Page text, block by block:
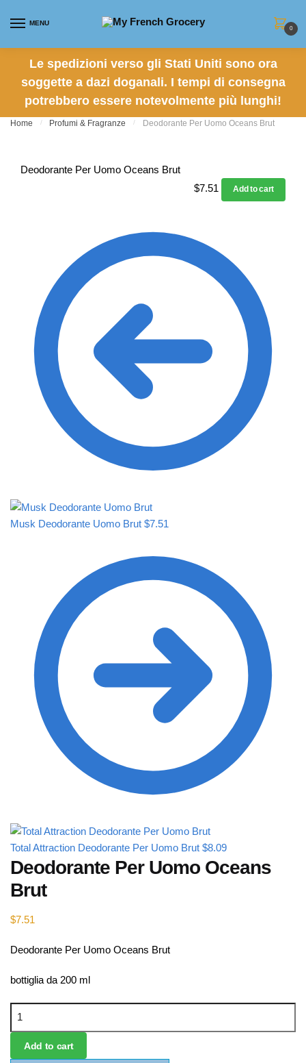
MENU
0
Le spedizioni verso gli Stati Uniti sono ora
soggette a dazi doganali. I tempi di consegna
potrebbero essere notevolmente più lunghi!
Home / Profumi & Fragranze / Deodorante Per Uomo Oceans Brut
Deodorante Per Uomo Oceans Brut
$7.51 Add to cart
Musk Deodorante Uomo Brut $7.51
Total Attraction Deodorante Per Uomo Brut $8.09
Deodorante Per Uomo Oceans
Brut
$7.51
Deodorante Per Uomo Oceans Brut
bottiglia da 200 ml
Deodorante Per Uomo Oceans Brut quantity
Add to cart